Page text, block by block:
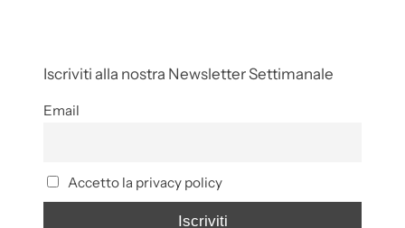
Iscriviti alla nostra Newsletter Settimanale
Email
Accetto la privacy policy